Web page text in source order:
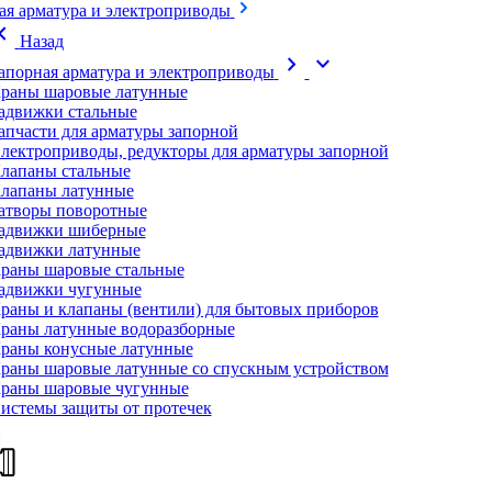
арматура и электроприводы
Назад
арматура и электроприводы
chevron_right expand_more
шаровые латунные
стальные
для арматуры запорной
редукторы для арматуры запорной
стальные
латунные
поворотные
шиберные
латунные
шаровые стальные
чугунные
и клапаны (вентили) для бытовых приборов
латунные водоразборные
конусные латунные
шаровые латунные со спускным устройством
шаровые чугунные
защиты от протечек